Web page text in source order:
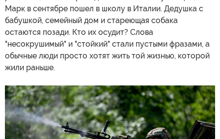
Марк в сентябре пошел в школу в Италии. Дедушка с
бабушкой, семейный дом и стареющая собака
остаются позади. Кто их осудит? Слова
"несокрушимый" и "стойкий" стали пустыми фразами, а
обычные люди просто хотят жить той жизнью, которой
жили раньше.